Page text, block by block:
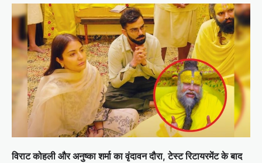
विराट कोहली और अनुष्का शर्मा का वृंदावन दौरा, टेस्ट रिटायरमेंट के बाद